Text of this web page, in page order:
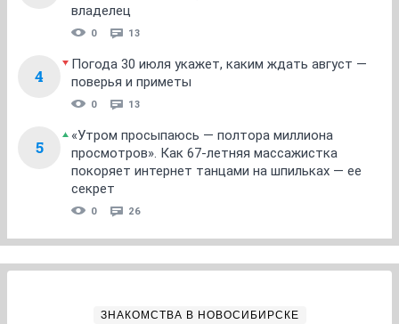
владелец
0 13
4
Погода 30 июля укажет, каким ждать август —
поверья и приметы
0 13
5
«Утром просыпаюсь — полтора миллиона
просмотров». Как 67-летняя массажистка
покоряет интернет танцами на шпильках — ее
секрет
0 26
ЗНАКОМСТВА В НОВОСИБИРСКЕ